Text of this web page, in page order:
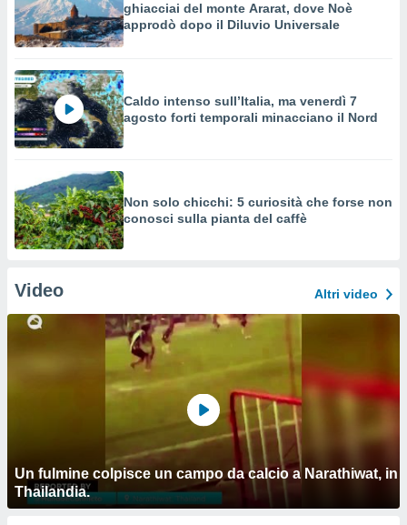
ghiacciai del monte Ararat, dove Noè
approdò dopo il Diluvio Universale
Caldo intenso sull’Italia, ma venerdì 7
agosto forti temporali minacciano il Nord
Non solo chicchi: 5 curiosità che forse non
conosci sulla pianta del caffè
Video Altri video
Un fulmine colpisce un campo da calcio a Narathiwat, in
Thailandia.